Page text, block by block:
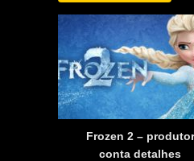
Frozen 2 – produtor
conta detalhes